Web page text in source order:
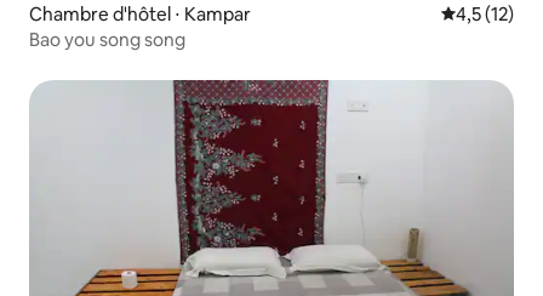
Chambre d'hôtel ⋅ Kampar Évaluation
4,5 (12)
Bao you song song